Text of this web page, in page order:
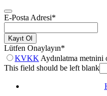
E-Posta Adresi*
Kayıt Ol
Lütfen Onaylayın*
KVKK Aydınlatma
This field should be left blank